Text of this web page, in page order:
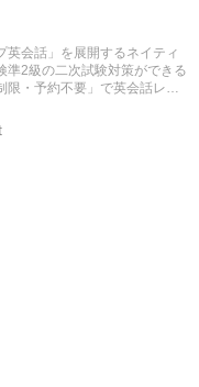
会話」を展開するネイティ
準2級の二次試験対策ができる
限・予約不要」で英会話レッ